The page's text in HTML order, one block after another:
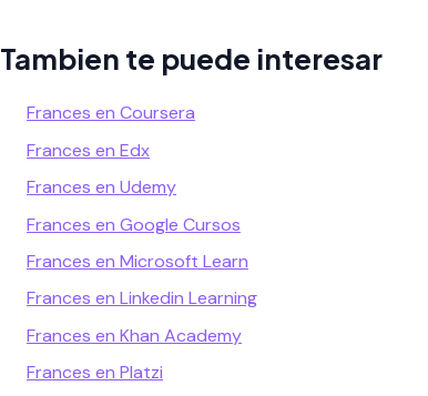
Tambien te puede interesar
Frances en Coursera
Frances en Edx
Frances en Udemy
Frances en Google Cursos
Frances en Microsoft Learn
Frances en Linkedin Learning
Frances en Khan Academy
Frances en Platzi